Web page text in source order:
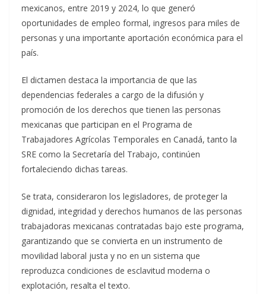
mexicanos, entre 2019 y 2024, lo que generó
oportunidades de empleo formal, ingresos para miles de
personas y una importante aportación económica para el
país.
El dictamen destaca la importancia de que las
dependencias federales a cargo de la difusión y
promoción de los derechos que tienen las personas
mexicanas que participan en el Programa de
Trabajadores Agrícolas Temporales en Canadá, tanto la
SRE como la Secretaría del Trabajo, continúen
fortaleciendo dichas tareas.
Se trata, consideraron los legisladores, de proteger la
dignidad, integridad y derechos humanos de las personas
trabajadoras mexicanas contratadas bajo este programa,
garantizando que se convierta en un instrumento de
movilidad laboral justa y no en un sistema que
reproduzca condiciones de esclavitud moderna o
explotación, resalta el texto.